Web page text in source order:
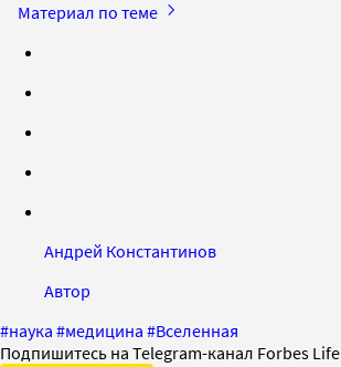
Материал по теме
Андрей Константинов
Автор
#наука #медицина #Вселенная
Подпишитесь на Telegram-канал Forbes Life